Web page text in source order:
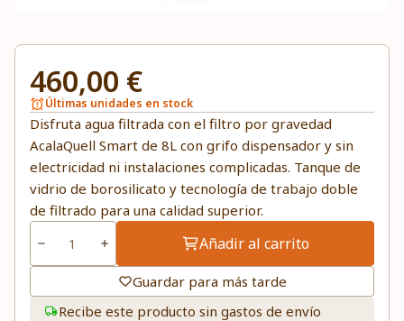
460,00 €
Últimas unidades en stock
Disfruta agua filtrada con el filtro por gravedad
AcalaQuell Smart de 8L con grifo dispensador y sin
electricidad ni instalaciones complicadas. Tanque de
vidrio de borosilicato y tecnología de trabajo doble
de filtrado para una calidad superior.
Añadir al carrito
Guardar para más tarde
Recibe este producto sin gastos de envío